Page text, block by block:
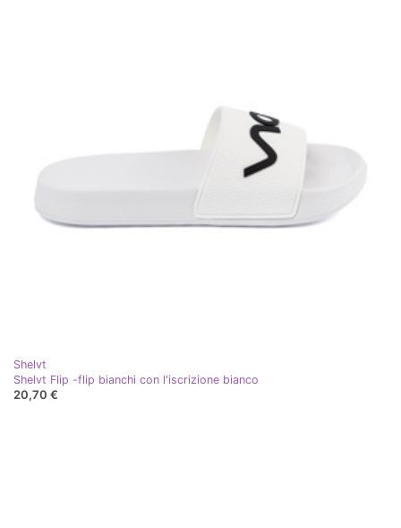
Shelvt
Shelvt Flip -flip bianchi con l'iscrizione bianco
20,70 €